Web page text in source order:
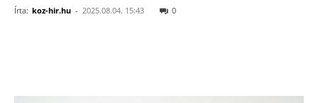
Írta: koz-hir.hu - 2025.08.04. 15:43 0